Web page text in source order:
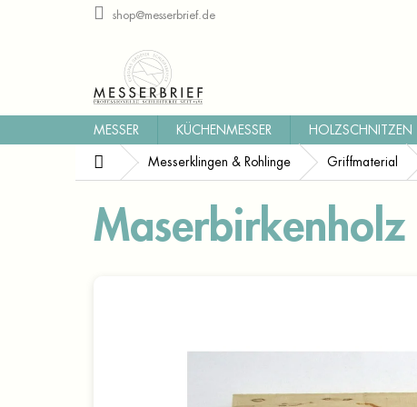
shop@messerbrief.de
MESSER KÜCHENMESSER HOLZSCHNITZEN
StartseiteMesserklingen & Rohlinge Griffmaterial
Maserbirkenholz